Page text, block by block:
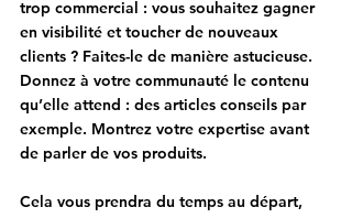
trop commercial : vous souhaitez gagner
en visibilité et toucher de nouveaux
clients ? Faites-le de manière astucieuse.
Donnez à votre communauté le contenu
qu’elle attend : des articles conseils par
exemple. Montrez votre expertise avant
de parler de vos produits.
Cela vous prendra du temps au départ,